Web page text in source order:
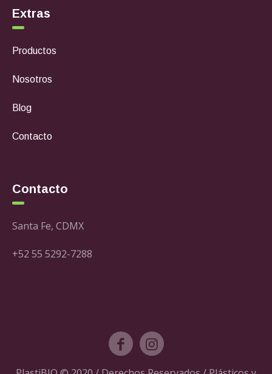
Extras
Productos
Nosotros
Blog
Contacto
Contacto
Santa Fe, CDMX
+52 55 5292-7288